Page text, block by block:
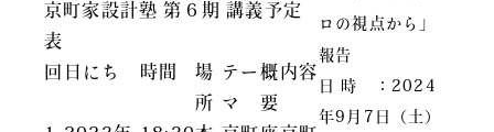
京町家設計塾 第６期 講義予定
表
回 日にち 時間
場
所
テー
マ
概
要
内容
ロの視点から」
報告
日 時 ：2024
年9月7日（土）